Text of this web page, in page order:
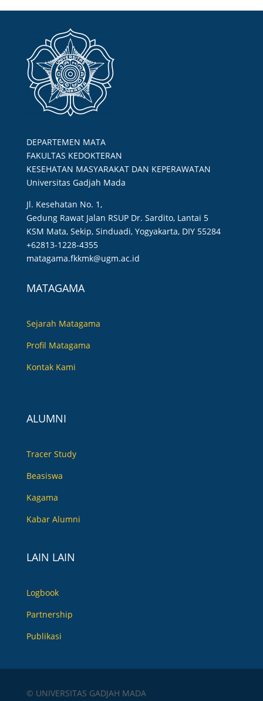
DEPARTEMEN MATA
FAKULTAS KEDOKTERAN
KESEHATAN MASYARAKAT DAN KEPERAWATAN
Universitas Gadjah Mada
Jl. Kesehatan No. 1,
Gedung Rawat Jalan RSUP Dr. Sardito, Lantai 5
KSM Mata, Sekip, Sinduadi, Yogyakarta, DIY 55284
+62813-1228-4355
matagama.fkkmk@ugm.ac.id
MATAGAMA
Sejarah Matagama
Profil Matagama
Kontak Kami
ALUMNI
Tracer Study
Beasiswa
Kagama
Kabar Alumni
LAIN LAIN
Logbook
Partnership
Publikasi
© UNIVERSITAS GADJAH MADA